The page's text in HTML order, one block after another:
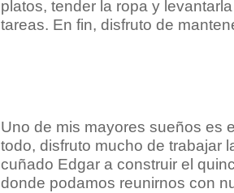
platos, tender la ropa y
tareas. En fin, disfruto de
Uno de mis mayores sueños es
todo, disfruto mucho de trabajar
cuñado Edgar a construir el
donde podamos reunirnos con